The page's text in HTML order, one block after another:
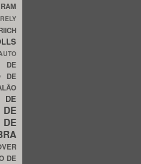
RAM
RELY
DE
DE
DE
DE